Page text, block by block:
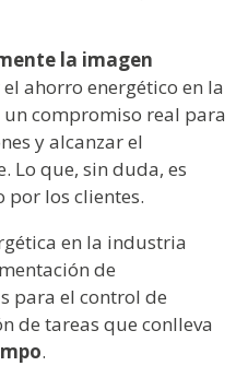
la imagen
ahorro energético en la
compromiso real para
y alcanzar el
Lo que, sin duda, es
los clientes.
en la industria
de
para el control de
de tareas que conlleva
.